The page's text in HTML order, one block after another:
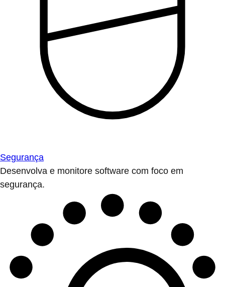
Segurança
Desenvolva e monitore software com foco em
segurança.